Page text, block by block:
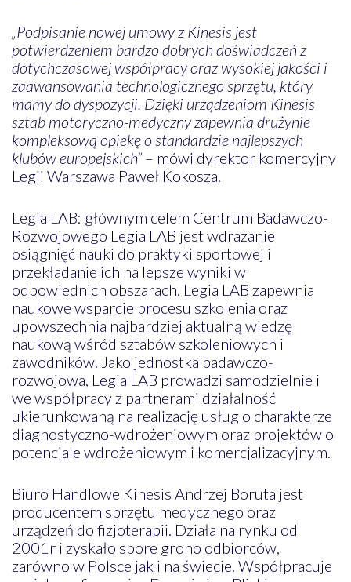
„Podpisanie nowej umowy z Kinesis jest
potwierdzeniem bardzo dobrych doświadczeń z
dotychczasowej współpracy oraz wysokiej jakości i
zaawansowania technologicznego sprzętu, który
mamy do dyspozycji. Dzięki urządzeniom Kinesis
sztab motoryczno-medyczny zapewnia drużynie
kompleksową opiekę o standardzie najlepszych
klubów europejskich” – mówi dyrektor komercyjny
Legii Warszawa Paweł Kokosza.
Legia LAB: głównym celem Centrum Badawczo-
Rozwojowego Legia LAB jest wdrażanie
osiągnięć nauki do praktyki sportowej i
przekładanie ich na lepsze wyniki w
odpowiednich obszarach. Legia LAB zapewnia
naukowe wsparcie procesu szkolenia oraz
upowszechnia najbardziej aktualną wiedzę
naukową wśród sztabów szkoleniowych i
zawodników. Jako jednostka badawczo-
rozwojowa, Legia LAB prowadzi samodzielnie i
we współpracy z partnerami działalność
ukierunkowaną na realizację usług o charakterze
diagnostyczno-wdrożeniowym oraz projektów o
potencjale wdrożeniowym i komercjalizacyjnym.
Biuro Handlowe Kinesis Andrzej Boruta jest
producentem sprzętu medycznego oraz
urządzeń do fizjoterapii. Działa na rynku od
2001r i zyskało spore grono odbiorców,
zarówno w Polsce jak i na świecie. Współpracuje